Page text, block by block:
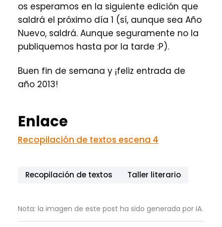
os esperamos en la siguiente edición que
saldrá el próximo día 1 (sí, aunque sea Año
Nuevo, saldrá. Aunque seguramente no la
publiquemos hasta por la tarde :P).
Buen fin de semana y ¡feliz entrada de
año 2013!
Enlace
Recopilación de textos escena 4
Recopilación de textos Taller literario
Nota: la imagen de este post ha sido generada por IA.